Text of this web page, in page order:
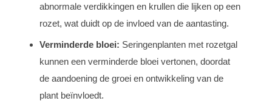
abnormale verdikkingen en krullen die lijken op een
rozet, wat duidt op de invloed van de aantasting.
Verminderde bloei: Seringenplanten met rozetgal
kunnen een verminderde bloei vertonen, doordat
de aandoening de groei en ontwikkeling van de
plant beïnvloedt.